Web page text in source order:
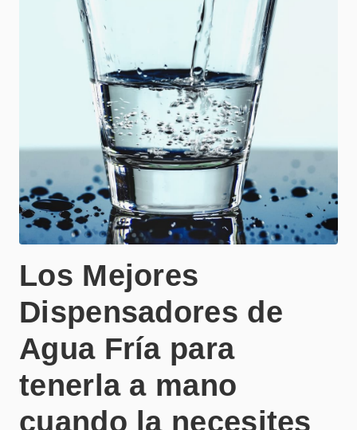
Los Mejores
Dispensadores de
Agua Fría para
tenerla a mano
cuando la necesites